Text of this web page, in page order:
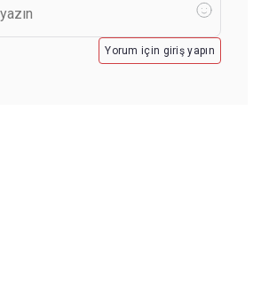
Yorum için giriş yapın